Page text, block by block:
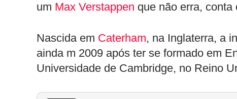
um Max Verstappen que não erra,
Nascida em Caterham, na Inglaterra, a
ainda m 2009 após ter se formado em
Universidade de Cambridge, no Reino